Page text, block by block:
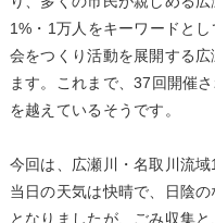
1%・1万人をキーワードと
会をつくり活動を展開する
ます。これまで、37回開催
を越えているそうです。
今回は、広瀬川・名取川流域
当日の天気は快晴で、日陰
となりましたが、ごみ収集